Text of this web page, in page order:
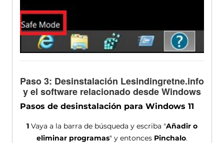
Paso 3: Desinstalación Lesindingretne.info
y el software relacionado desde Windows
Pasos de desinstalación para Windows 11
1Vaya a la barra de búsqueda y escriba "Añadir o
eliminar programas" y entonces Pinchalo.